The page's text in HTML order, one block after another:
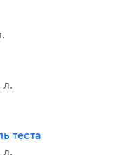
л.
теста
л.